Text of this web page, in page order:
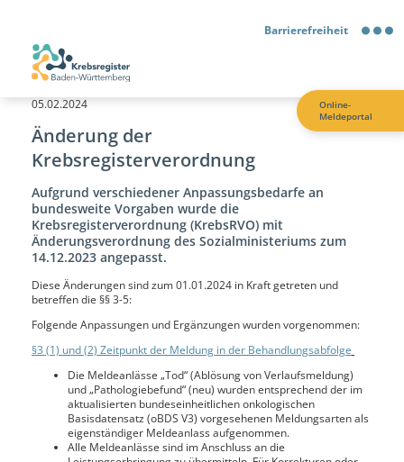
Barrierefreiheit
Barrierefreiheit
Kontrastmodus
Gebärdensprache
Leichte Sprache
05.02.2024
Änderung der
Krebsregisterverordnung
Aufgrund verschiedener Anpassungsbedarfe an
bundesweite Vorgaben wurde die
Krebsregisterverordnung (KrebsRVO) mit
Änderungsverordnung des Sozialministeriums zum
14.12.2023 angepasst.
Diese Änderungen sind zum 01.01.2024 in Kraft getreten und
betreffen die §§ 3-5:
Folgende Anpassungen und Ergänzungen wurden vorgenommen:
§3 (1) und (2) Zeitpunkt der Meldung in der Behandlungsabfolge
Die Meldeanlässe „Tod“ (Ablösung von Verlaufsmeldung)
und „Pathologiebefund“ (neu) wurden entsprechend der im
aktualisierten bundeseinheitlichen onkologischen
Basisdatensatz (oBDS V3) vorgesehenen Meldungsarten als
eigenständiger Meldeanlass aufgenommen.
Alle Meldeanlässe sind im Anschluss an die
Online-
Meldeportal